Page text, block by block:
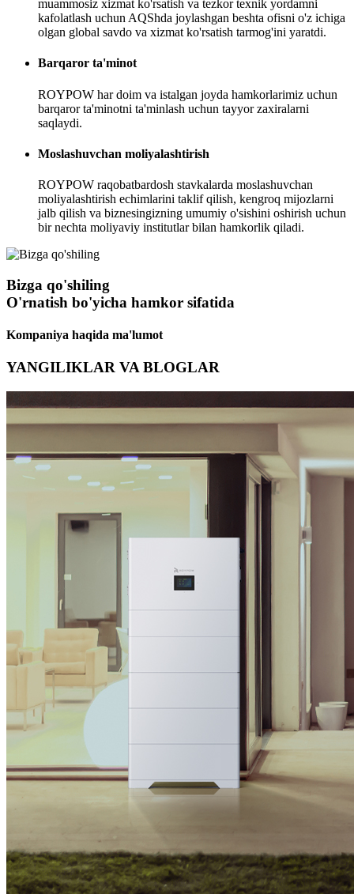
muammosiz xizmat ko'rsatish va tezkor texnik yordamni
kafolatlash uchun AQShda joylashgan beshta ofisni o'z ichiga
olgan global savdo va xizmat ko'rsatish tarmog'ini yaratdi.
Barqaror ta'minot
ROYPOW har doim va istalgan joyda hamkorlarimiz uchun
barqaror ta'minotni ta'minlash uchun tayyor zaxiralarni
saqlaydi.
Moslashuvchan moliyalashtirish
ROYPOW raqobatbardosh stavkalarda moslashuvchan
moliyalashtirish echimlarini taklif qilish, kengroq mijozlarni
jalb qilish va biznesingizning umumiy o'sishini oshirish uchun
bir nechta moliyaviy institutlar bilan hamkorlik qiladi.
Bizga qo'shiling
O'rnatish bo'yicha hamkor sifatida
Kompaniya haqida ma'lumot
YANGILIKLAR VA BLOGLAR